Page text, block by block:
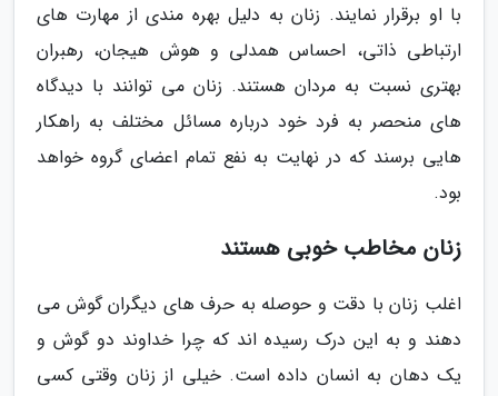
با او برقرار نمایند. زنان به دلیل بهره مندی از مهارت های
ارتباطی ذاتی، احساس همدلی و هوش هیجان، رهبران
بهتری نسبت به مردان هستند. زنان می توانند با دیدگاه
های منحصر به فرد خود درباره مسائل مختلف به راهکار
هایی برسند که در نهایت به نفع تمام اعضای گروه خواهد
بود.
زنان مخاطب خوبی هستند
اغلب زنان با دقت و حوصله به حرف های دیگران گوش می
دهند و به این درک رسیده اند که چرا خداوند دو گوش و
یک دهان به انسان داده است. خیلی از زنان وقتی کسی